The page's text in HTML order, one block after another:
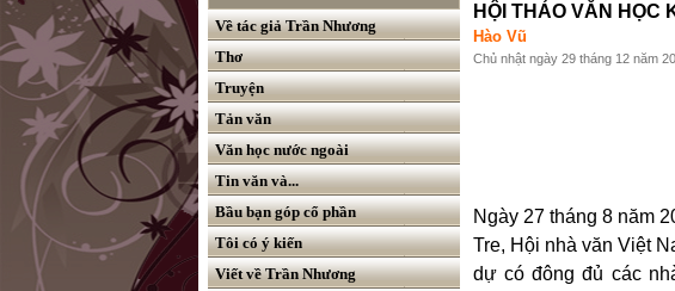
Về tác giả Trần Nhương
Thơ
Truyện
Tản văn
Văn học nước ngoài
Tin văn và...
Bầu bạn góp cổ phần
Tôi có ý kiến
Viết về Trần Nhương
HỘI THẢO VĂN HỌC
Hào Vũ
Chủ nhật ngày 29 tháng 12 năm
Ngày 27 tháng 8 năm
Tre, Hội nhà văn Việt
dự có đông đủ các